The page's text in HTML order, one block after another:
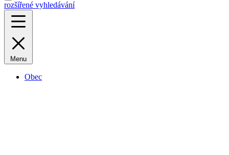
rozšířené vyhledávání
Menu
Obec